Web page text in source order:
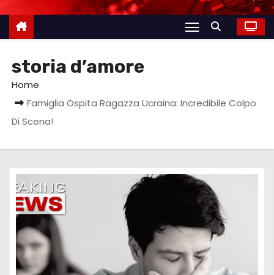
storia d’amore
Home
Famiglia Ospita Ragazza Ucraina: Incredibile Colpo
Di Scena!